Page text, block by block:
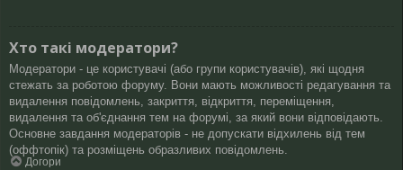
Хто такі модератори?
Модератори - це користувачі (або групи користувачів), які щодня
стежать за роботою форуму. Вони мають можливості редагування та
видалення повідомлень, закриття, відкриття, переміщення,
видалення та об'єднання тем на форумі, за який вони відповідають.
Основне завдання модераторів - не допускати відхилень від тем
(оффтопік) та розміщень образливих повідомлень.
Догори